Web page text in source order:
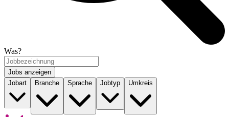
Was?
Jobs anzeigen
Jobart
Branche Sprache Jobtyp Umkreis